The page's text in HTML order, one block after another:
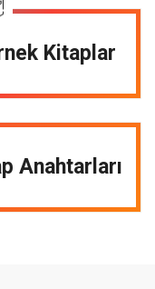
Kitaplar
Anahtarları